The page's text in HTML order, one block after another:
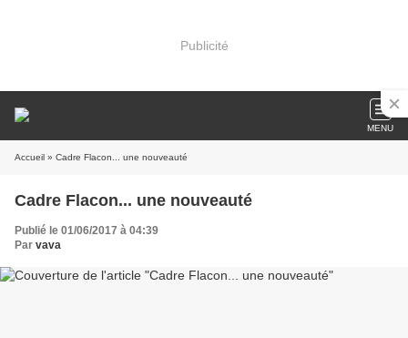
Publicité
MENU
Accueil » Cadre Flacon... une nouveauté
Cadre Flacon... une nouveauté
Publié le 01/06/2017 à 04:39
Par vava